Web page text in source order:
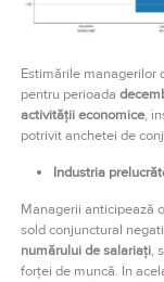
Estimările managerilor
pentru perioada
activității economice,
potrivit anchetei de
Industria
Managerii anticipează
sold conjunctural
numărului de salariați,
forței de muncă. În